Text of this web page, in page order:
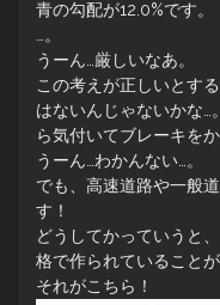
青の勾配が12.0%です。
…。
うーん…厳しいなあ。
この考えが正しいとす
はないんじゃないかな…
ら気付いてブレーキを
うーん…わかんない…。
でも、高速道路や一般
す！
どうしてかっていうと
格で作られていること
それがこちら！